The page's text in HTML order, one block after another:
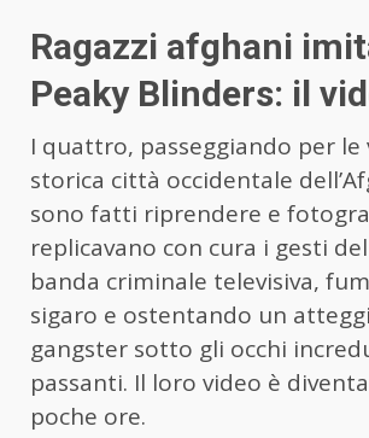
Ragazzi afghani
Peaky Blinders: il
I quattro, passeggiando per le
storica città occidentale
sono fatti riprendere e
replicavano con cura i gesti
banda criminale televisiva,
sigaro e ostentando un
gangster sotto gli occhi
passanti. Il loro video è
poche ore.